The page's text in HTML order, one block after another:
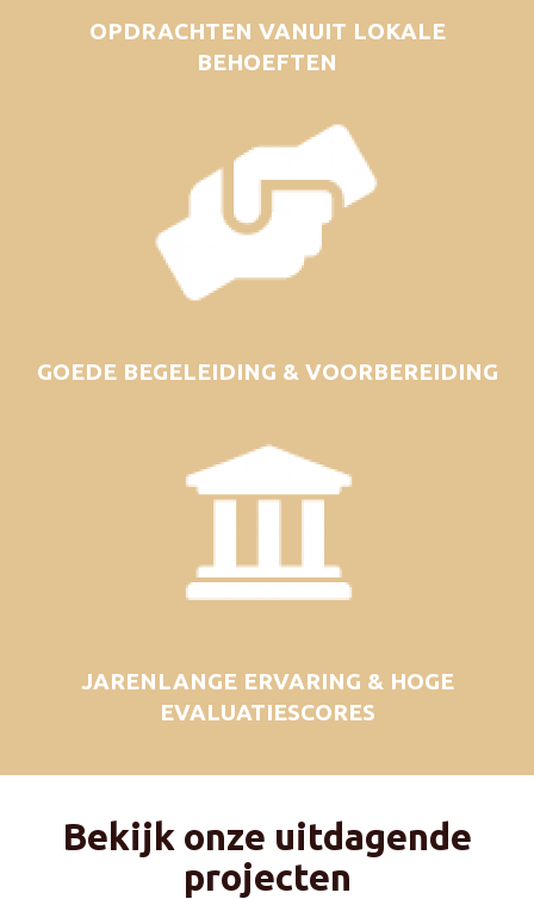
OPDRACHTEN VANUIT LOKALE
BEHOEFTEN
GOEDE BEGELEIDING & VOORBEREIDING
JARENLANGE ERVARING & HOGE
EVALUATIESCORES
Bekijk onze uitdagende
projecten